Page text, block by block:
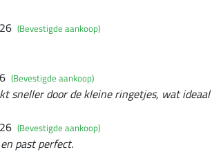
(Bevestigde aankoop)
(Bevestigde aankoop)
sneller door de kleine ringetjes, wat
(Bevestigde aankoop)
past perfect.